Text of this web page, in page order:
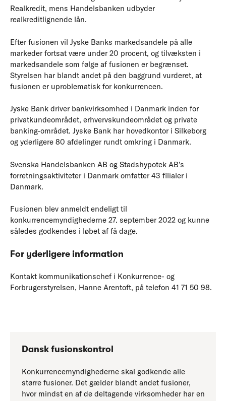
Realkredit, mens Handelsbanken udbyder
realkreditlignende lån.
Efter fusionen vil Jyske Banks markedsandele på alle
markeder fortsat være under 20 procent, og tilvæksten i
markedsandele som følge af fusionen er begrænset.
Styrelsen har blandt andet på den baggrund vurderet, at
fusionen er uproblematisk for konkurrencen.
Jyske Bank driver bankvirksomhed i Danmark inden for
privatkundeområdet, erhvervskundeområdet og private
banking-området. Jyske Bank har hovedkontor i Silkeborg
og yderligere 80 afdelinger rundt omkring i Danmark.
Svenska Handelsbanken AB og Stadshypotek AB’s
forretningsaktiviteter i Danmark omfatter 43 filialer i
Danmark.
Fusionen blev anmeldt endeligt til
konkurrencemyndighederne 27. september 2022 og kunne
således godkendes i løbet af få dage.
For yderligere information
Kontakt kommunikationschef i Konkurrence- og
Forbrugerstyrelsen, Hanne Arentoft, på telefon 41 71 50 98.
Dansk fusionskontrol
Konkurrencemyndighederne skal godkende alle
større fusioner. Det gælder blandt andet fusioner,
hvor mindst en af de deltagende virksomheder har en